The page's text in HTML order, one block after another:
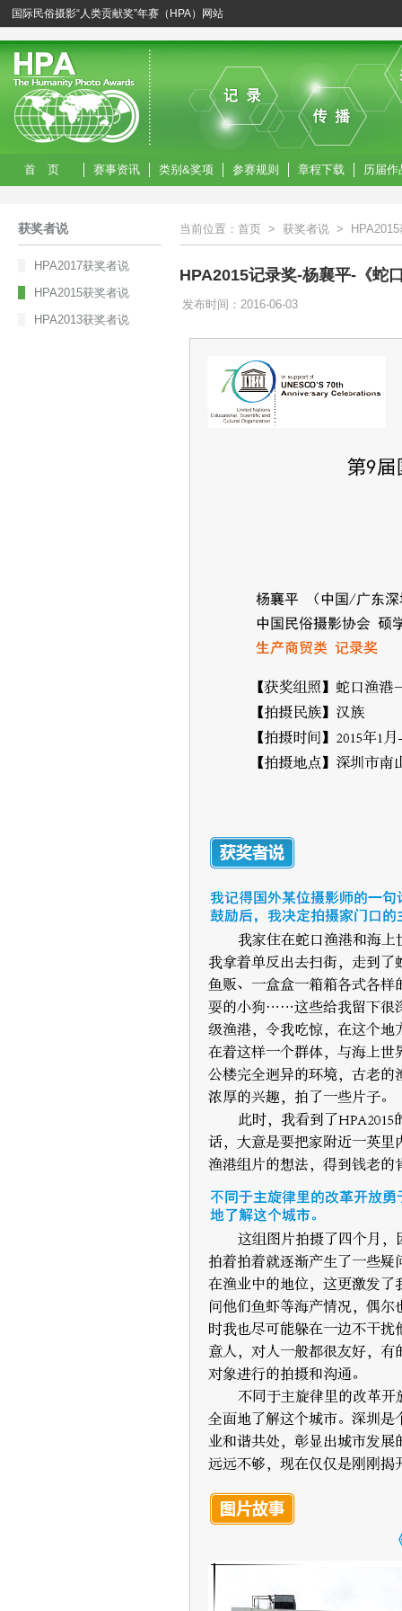
国际民俗摄影“人类贡献奖”年赛（HPA）网站
首 页 赛事资讯 类别&奖项 参赛规则 章程下载 历届作
获奖者说
HPA2017获奖者说
HPA2015获奖者说
HPA2013获奖者说
当前位置： 首页 > 获奖者说 >
HPA2015记录奖-杨襄平-《蛇
发布时间：2016-06-03